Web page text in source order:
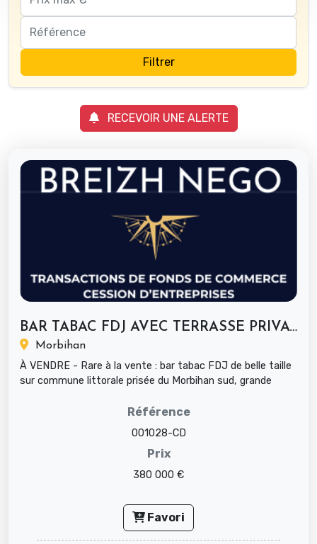
Filtrer
RECEVOIR UNE ALERTE
BAR TABAC FDJ AVEC TERRASSE PRIVATIVE...
Morbihan
À VENDRE - Rare à la vente : bar tabac FDJ de belle taille
sur commune littorale prisée du Morbihan sud, grande
Référence
001028-CD
Prix
380 000 €
Favori